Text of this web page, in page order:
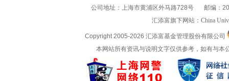
公司地址：上海市黄浦区外马路728号
邮编：
汇添富旗下网站： China
Copyright 2005-2026 汇添富基金管理股份有限公司
本网站所有资讯与说明文字仅供参考，如有与本